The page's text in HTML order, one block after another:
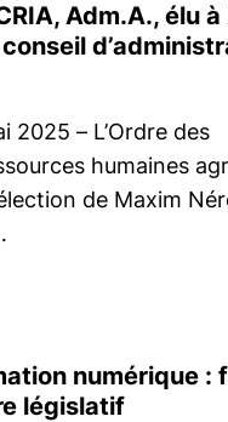
Adm.A., élu à
2025 – L’Ordre des
humaines
de Maxim
numérique :
législatif